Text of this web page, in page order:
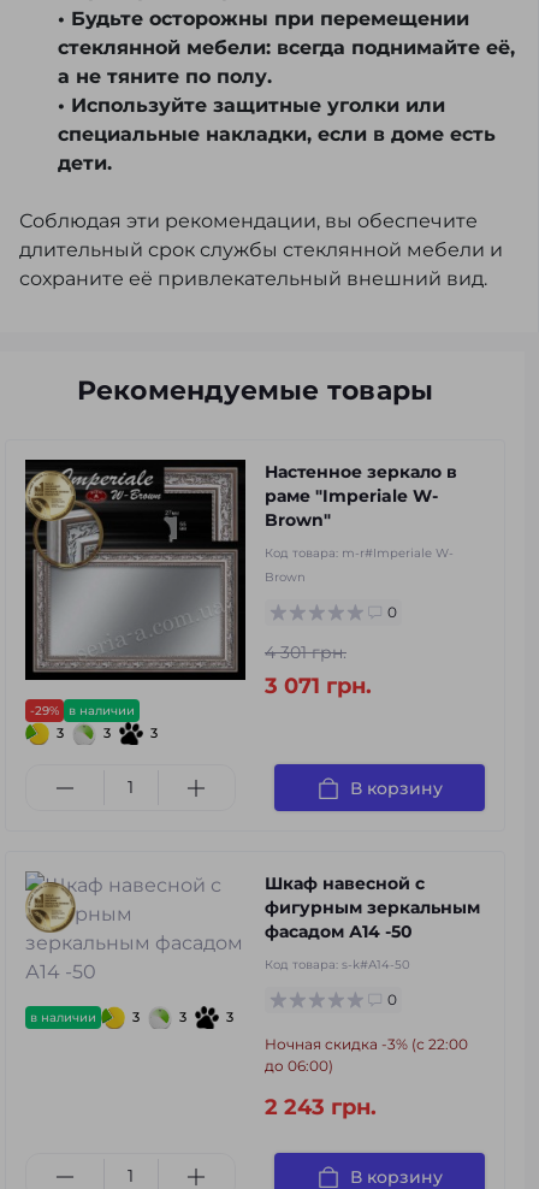
• Будьте осторожны при перемещении
стеклянной мебели: всегда поднимайте её,
а не тяните по полу.
• Используйте защитные уголки или
специальные накладки, если в доме есть
дети.
Соблюдая эти рекомендации, вы обеспечите
длительный срок службы стеклянной мебели и
сохраните её привлекательный внешний вид.
Рекомендуемые товары
-29% в наличии
3 3 3
Настенное зеркало в
раме "Imperiale W-
Brown"
Код товара: m-r#Imperiale W-
Brown
0
4 301 грн.
3 071 грн.
В корзину
в наличии 3 3 3
Шкаф навесной с
фигурным зеркальным
фасадом А14 -50
Код товара: s-k#А14-50
0
Ночная скидка -3% (с 22:00
до 06:00)
2 243 грн.
В корзину